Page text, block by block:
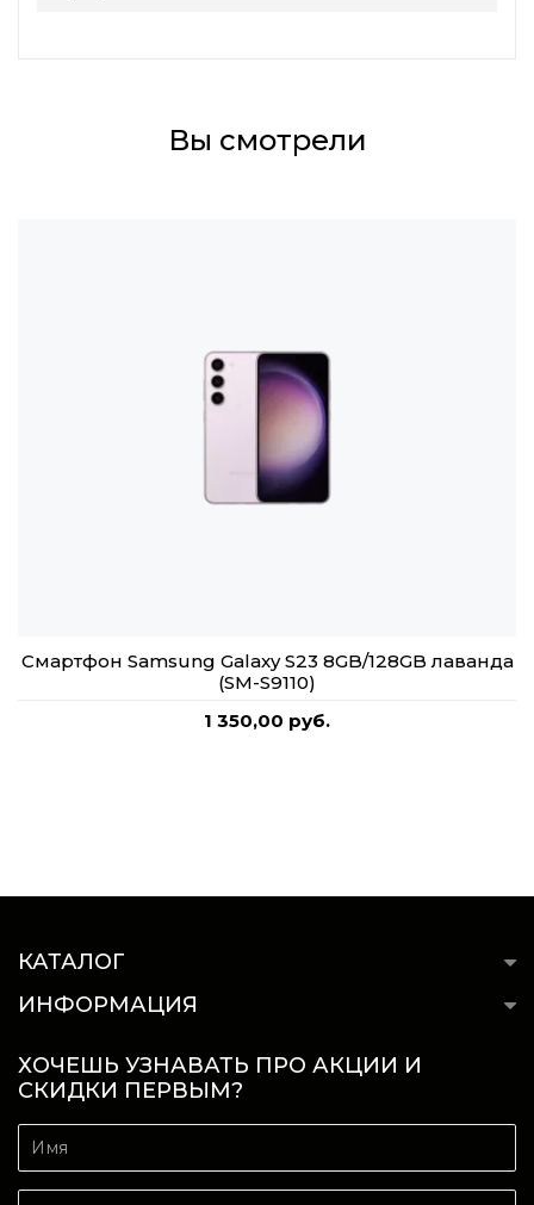
Вы смотрели
Смартфон Samsung Galaxy S23 8GB/128GB лаванда
(SM-S9110)
1 350,00 руб.
КАТАЛОГ
ИНФОРМАЦИЯ
ХОЧЕШЬ УЗНАВАТЬ ПРО АКЦИИ И
СКИДКИ ПЕРВЫМ?